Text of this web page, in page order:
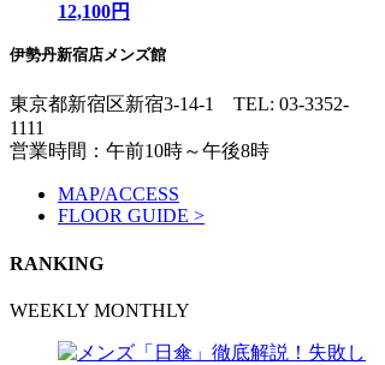
12,100円
伊勢丹新宿店メンズ館
東京都新宿区新宿3-14-1 TEL: 03-3352-
1111
営業時間：午前10時～午後8時
MAP/ACCESS
FLOOR GUIDE >
RANKING
WEEKLY MONTHLY